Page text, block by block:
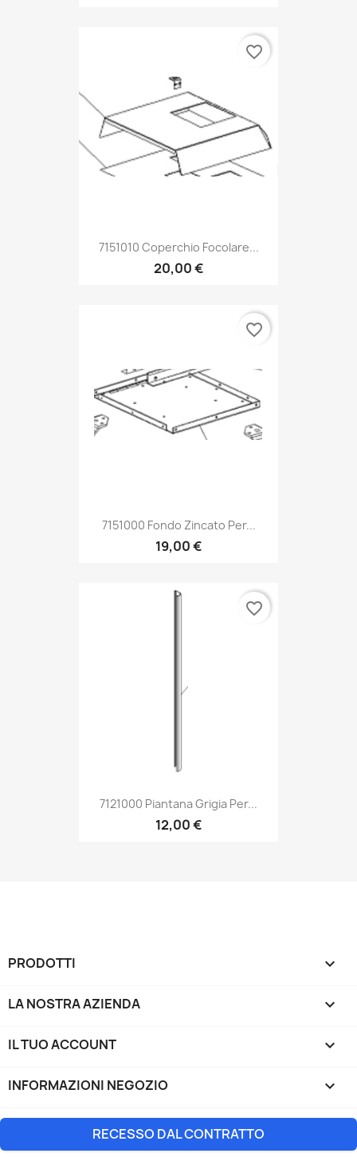
7151010 Coperchio Focolare...
20,00 €
favorite_border
7151000 Fondo Zincato Per...
19,00 €
favorite_border
7121000 Piantana Grigia Per...
12,00 €
favorite_border
PRODOTTI 
LA NOSTRA AZIENDA 
IL TUO ACCOUNT 
INFORMAZIONI NEGOZIO keyboard_arrow_down
RECESSO DAL CONTRATTO